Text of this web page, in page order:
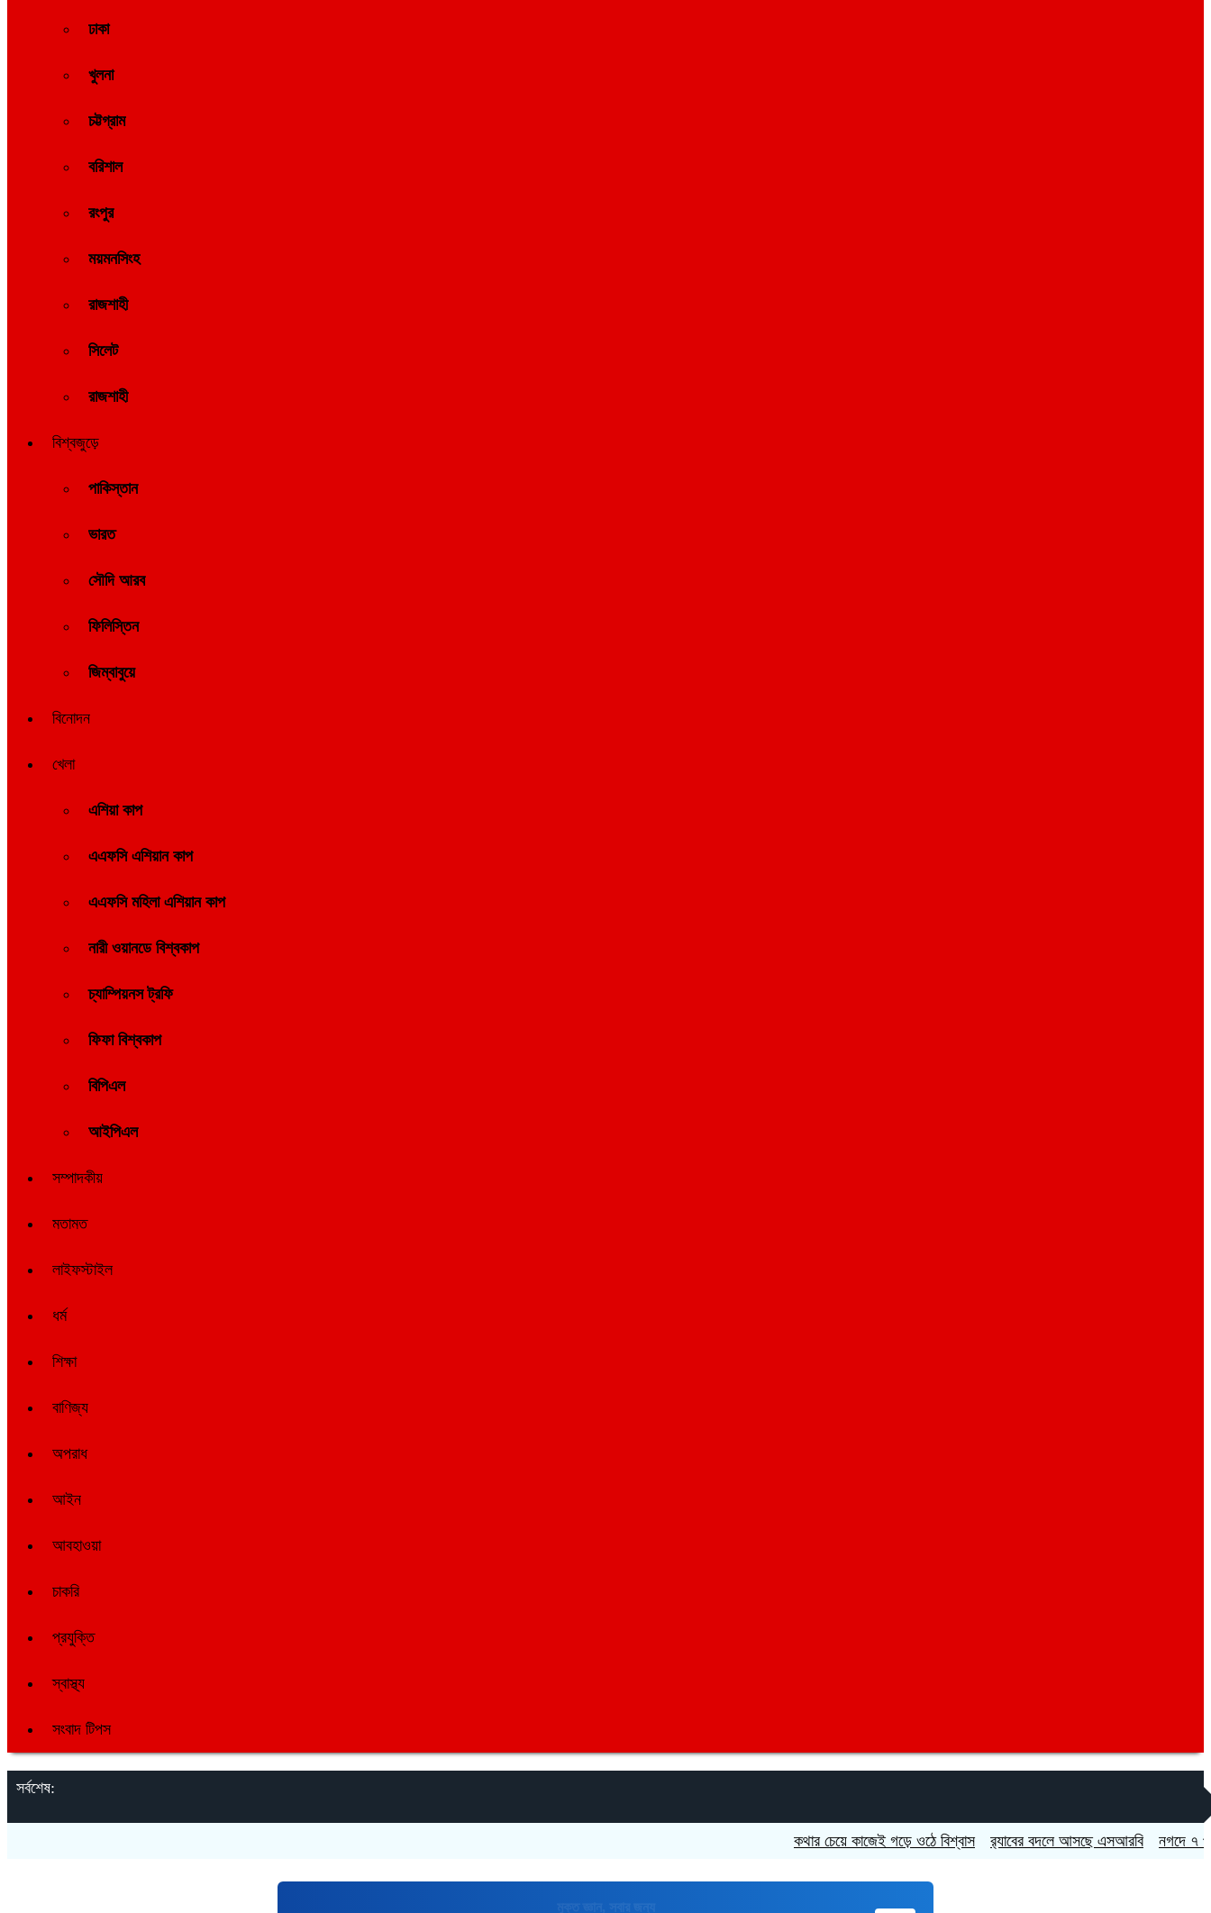
ঢাকা
খুলনা
চট্টগ্রাম
বরিশাল
রংপুর
ময়মনসিংহ
রাজশাহী
সিলেট
রাজশাহী
বিশ্বজুড়ে
পাকিস্তান
ভারত
সৌদি আরব
ফিলিস্তিন
জিম্বাবুয়ে
বিনোদন
খেলা
এশিয়া কাপ
এএফসি এশিয়ান কাপ
এএফসি মহিলা এশিয়ান কাপ
নারী ওয়ানডে বিশ্বকাপ
চ্যাম্পিয়নস ট্রফি
ফিফা বিশ্বকাপ
বিপিএল
আইপিএল
সম্পাদকীয়
মতামত
লাইফস্টাইল
ধর্ম
শিক্ষা
বাণিজ্য
অপরাধ
আইন
আবহাওয়া
চাকরি
প্রযুক্তি
স্বাস্থ্য
সংবাদ টিপস
সর্বশেষ:
কথার চেয়ে কাজেই গড়ে ওঠে বিশ্বাস র‍্যাবের বদলে আসছে এসআরবি নগদে ৭ পদে